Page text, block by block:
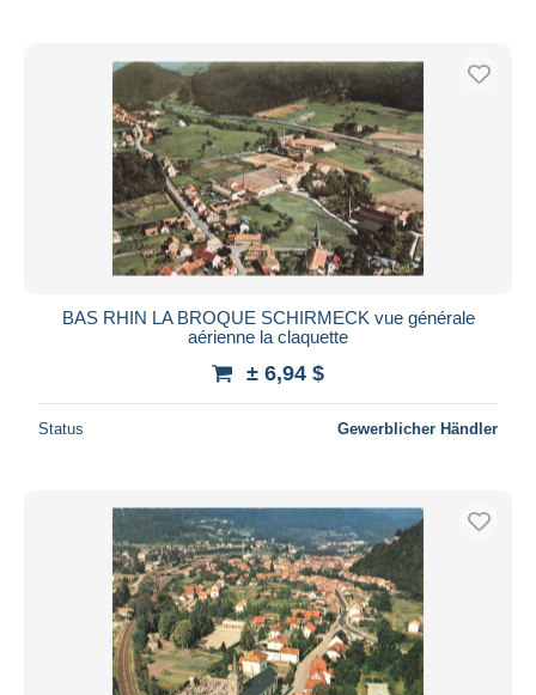
BAS RHIN LA BROQUE SCHIRMECK vue générale
aérienne la claquette
± 6,94 $
Status Gewerblicher Händler